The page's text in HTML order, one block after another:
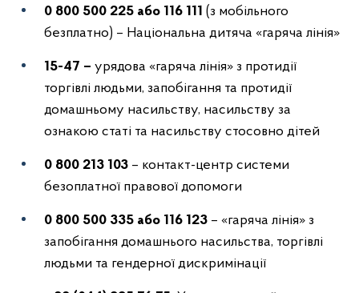
0 800 500 225 або 116 111 (з мобільного
безплатно) – Національна дитяча «гаряча лінія»
15-47 – урядова «гаряча лінія» з протидії
торгівлі людьми, запобігання та протидії
домашньому насильству, насильству за
ознакою статі та насильству стосовно дітей
0 800 213 103 – контакт-центр системи
безоплатної правової допомоги
0 800 500 335 або 116 123 – «гаряча лінія» з
запобігання домашнього насильства, торгівлі
людьми та гендерної дискримінації